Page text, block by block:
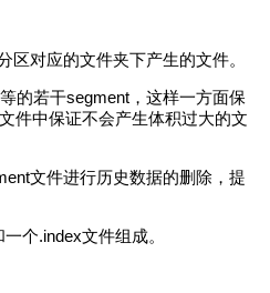
对应的文件夹下产生的文件。
的若干segment，这样一方面保
件中保证不会产生体积过大的文
文件进行历史数据的删除，提
个.index文件组成。